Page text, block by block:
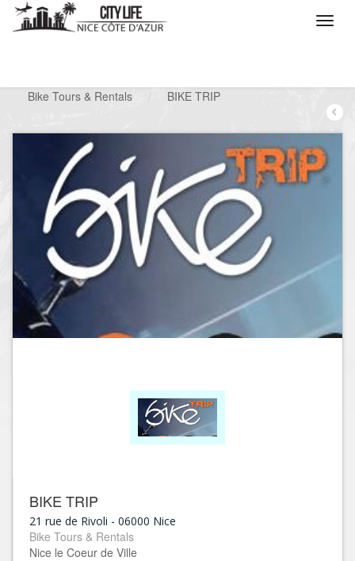
Bike Tours & Rentals
/ BIKE TRIP
BIKE TRIP
21 rue de Rivoli - 06000 Nice
Bike Tours & Rentals
Nice le Coeur de Ville